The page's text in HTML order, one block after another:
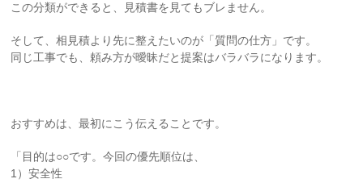
この分類ができると、見積書を見てもブレません。
そして、相見積より先に整えたいのが「質問の仕方」です。
同じ工事でも、頼み方が曖昧だと提案はバラバラになります。
おすすめは、最初にこう伝えることです。
「目的は○○です。今回の優先順位は、
1）安全性